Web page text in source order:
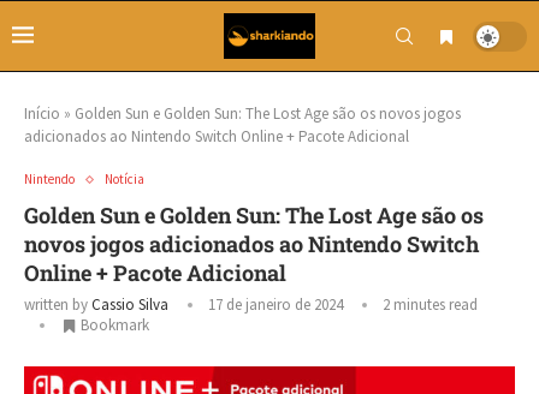
Início » Golden Sun e Golden Sun: The Lost Age são os novos jogos
adicionados ao Nintendo Switch Online + Pacote Adicional
Nintendo Notícia
Golden Sun e Golden Sun: The Lost Age são os
novos jogos adicionados ao Nintendo Switch
Online + Pacote Adicional
written byCassio Silva 17 de janeiro de 2024
2 minutes read
Bookmark